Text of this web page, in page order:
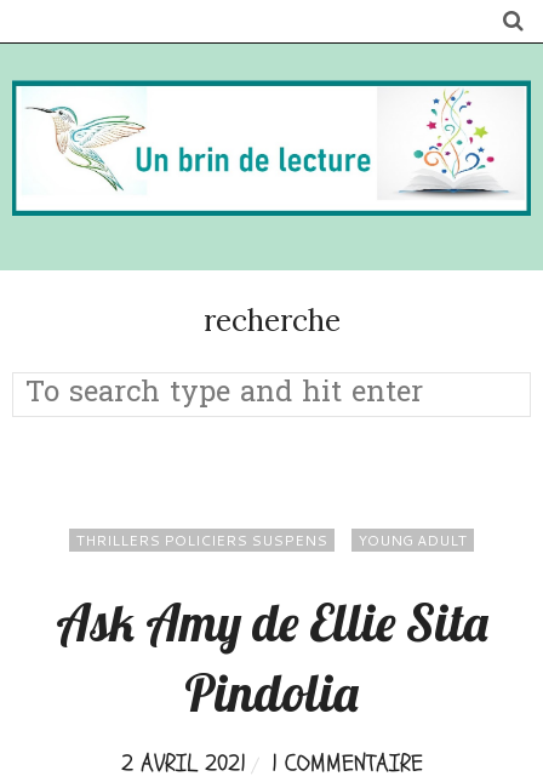
recherche
THRILLERS POLICIERS SUSPENS YOUNG ADULT
Ask Amy de Ellie Sita
Pindolia
2 AVRIL 2021 1 COMMENTAIRE